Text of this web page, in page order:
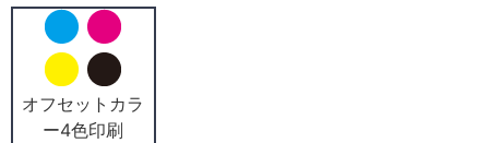
オフセットカラ
ー4色印刷